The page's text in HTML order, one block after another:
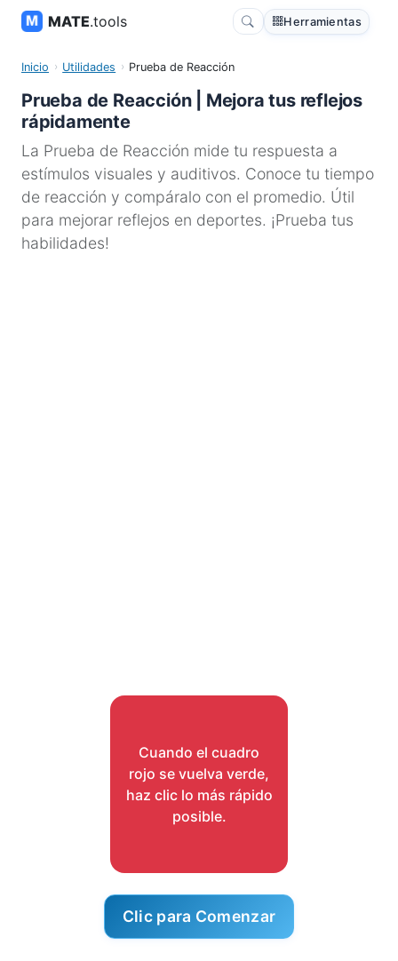
MATE.tools Herramientas
Inicio Utilidades Prueba de Reacción
Prueba de Reacción | Mejora tus reflejos
rápidamente
La Prueba de Reacción mide tu respuesta a
estímulos visuales y auditivos. Conoce tu tiempo
de reacción y compáralo con el promedio. Útil
para mejorar reflejos en deportes. ¡Prueba tus
habilidades!
Cuando el cuadro
rojo se vuelva verde,
haz clic lo más rápido
posible.
Clic para Comenzar